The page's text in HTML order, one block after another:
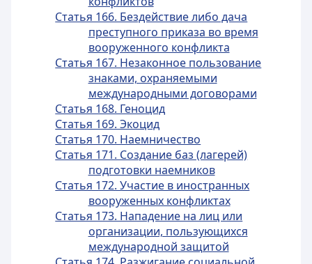
Статья 166. Бездействие либо дача
преступного приказа во время
вооруженного конфликта
Статья 167. Незаконное пользование
знаками, охраняемыми
международными договорами
Статья 168. Геноцид
Статья 169. Экоцид
Статья 170. Наемничество
Статья 171. Создание баз (лагерей)
подготовки наемников
Статья 172. Участие в иностранных
вооруженных конфликтах
Статья 173. Нападение на лиц или
организации, пользующихся
международной защитой